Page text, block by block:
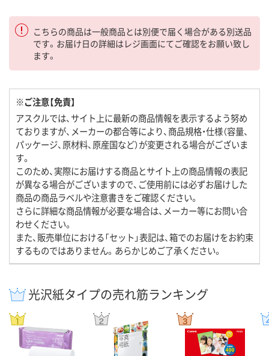
こちらの商品は一般商品とは別便で届く場合がある別送品
です。お届け日の詳細はレジ画面にてご確認をお願い致し
ます。
※ご注意【免責】
アスクルでは、サイト上に最新の商品情報を表示するよう努め
ておりますが、メーカーの都合等により、商品規格・仕様（容量、
パッケージ、原材料、原産国など）が変更される場合がございま
す。
このため、実際にお届けする商品とサイト上の商品情報の表記
が異なる場合がございますので、ご使用前には必ずお届けした
商品の商品ラベルや注意書きをご確認ください。
さらに詳細な商品情報が必要な場合は、メーカー等にお問い合
わせください。
また、販売単位における「セット」表記は、箱でのお届けをお約束
するものではありません。あらかじめご了承ください。
光沢紙タイプの売れ筋ランキング